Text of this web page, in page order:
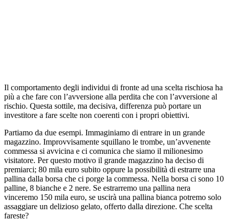
Il comportamento degli individui di fronte ad una scelta rischiosa ha
più a che fare con l’avversione alla perdita che con l’avversione al
rischio. Questa sottile, ma decisiva, differenza può portare un
investitore a fare scelte non coerenti con i propri obiettivi.
Partiamo da due esempi. Immaginiamo di entrare in un grande
magazzino. Improvvisamente squillano le trombe, un’avvenente
commessa si avvicina e ci comunica che siamo il milionesimo
visitatore. Per questo motivo il grande magazzino ha deciso di
premiarci; 80 mila euro subito oppure la possibilità di estrarre una
pallina dalla borsa che ci porge la commessa. Nella borsa ci sono 10
palline, 8 bianche e 2 nere. Se estrarremo una pallina nera
vinceremo 150 mila euro, se uscirà una pallina bianca potremo solo
assaggiare un delizioso gelato, offerto dalla direzione. Che scelta
fareste?